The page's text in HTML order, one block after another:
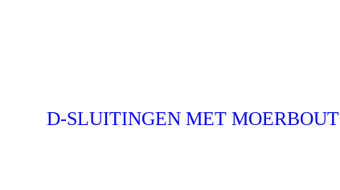
D-SLUITINGEN MET MOERBOUT